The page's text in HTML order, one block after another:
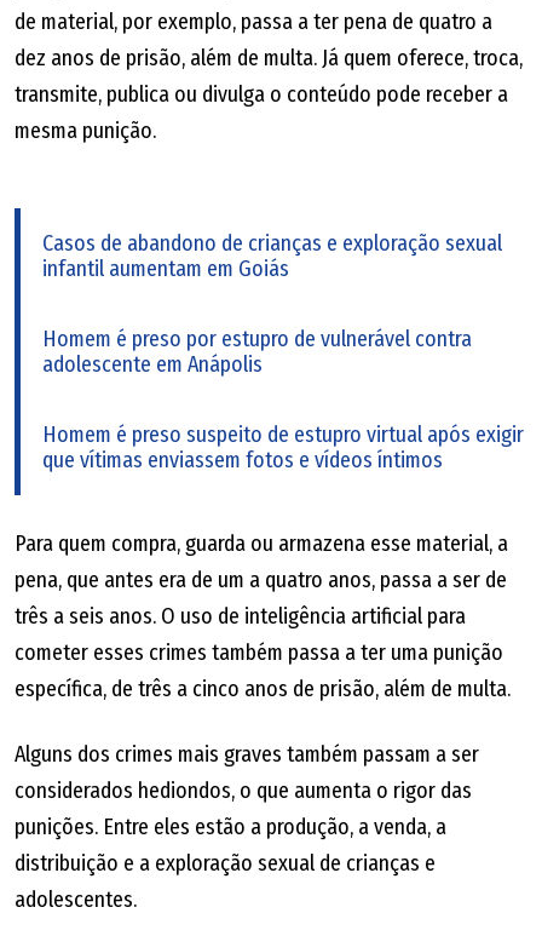
de material, por exemplo, passa a ter pena de quatro a
dez anos de prisão, além de multa. Já quem oferece, troca,
transmite, publica ou divulga o conteúdo pode receber a
mesma punição.
Casos de abandono de crianças e exploração sexual
infantil aumentam em Goiás
Homem é preso por estupro de vulnerável contra
adolescente em Anápolis
Homem é preso suspeito de estupro virtual após exigir
que vítimas enviassem fotos e vídeos íntimos
Para quem compra, guarda ou armazena esse material, a
pena, que antes era de um a quatro anos, passa a ser de
três a seis anos. O uso de inteligência artificial para
cometer esses crimes também passa a ter uma punição
específica, de três a cinco anos de prisão, além de multa.
Alguns dos crimes mais graves também passam a ser
considerados hediondos, o que aumenta o rigor das
punições. Entre eles estão a produção, a venda, a
distribuição e a exploração sexual de crianças e
adolescentes.